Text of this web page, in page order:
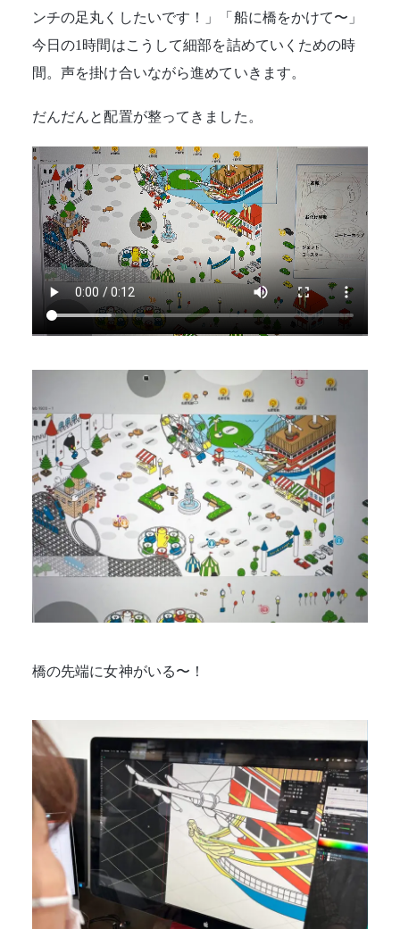
ンチの足丸くしたいです！」「船に橋をかけて〜」
今日の1時間はこうして細部を詰めていくための時
間。声を掛け合いながら進めていきます。
だんだんと配置が整ってきました。
橋の先端に女神がいる〜！